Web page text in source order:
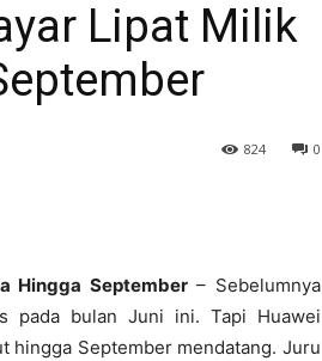
Lipat Milik
0
824
Hingga September– Sebelumnya
pada bulan Juni ini. Tapi Huawei
hingga September mendatang. Juru